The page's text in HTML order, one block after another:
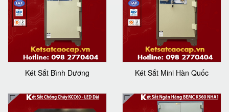
Két Sắt Bình Dương Két Sắt Mini Hàn Quốc